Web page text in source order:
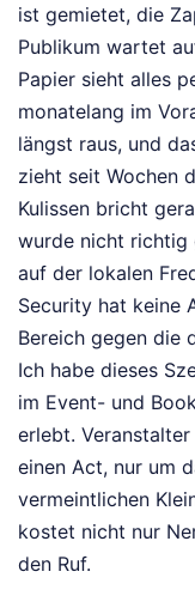
ist gemietet, die
Publikum wartet
Papier sieht alles
monatelang im
längst raus, und
zieht seit Wochen
Kulissen bricht
wurde nicht richtig
auf der lokalen
Security hat keine
Bereich gegen die
Ich habe dieses
im Event- und
erlebt.
einen Act, nur um
vermeintlichen
kostet nicht nur
den Ruf.